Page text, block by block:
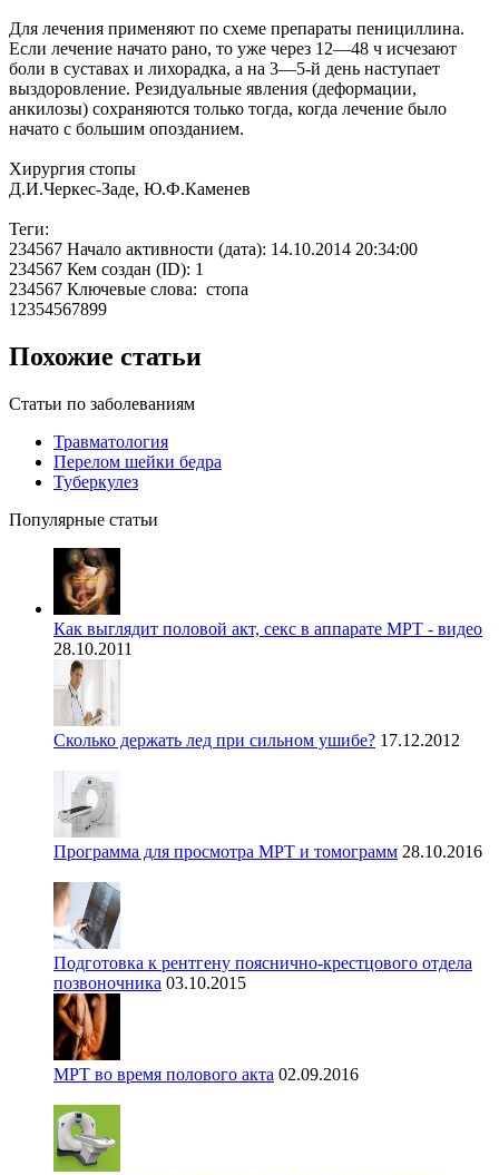
Для лечения применяют по схеме препараты пенициллина.
Если лечение начато рано, то уже через 12—48 ч исчезают
боли в суставах и лихорадка, а на 3—5-й день наступает
выздоровление. Резидуальные явления (деформации,
анкилозы) сохраняются только тогда, когда лечение было
начато с большим опозданием.
Хирургия стопы
Д.И.Черкес-Заде, Ю.Ф.Каменев
Теги:
234567 Начало активности (дата): 14.10.2014 20:34:00
234567 Кем создан (ID): 1
234567 Ключевые слова: стопа
12354567899
Похожие статьи
Статьи по заболеваниям
Травматология
Перелом шейки бедра
Туберкулез
Популярные статьи
Как выглядит половой акт, секс в аппарате МРТ - видео
28.10.2011
Сколько держать лед при сильном ушибе? 17.12.2012
Программа для просмотра МРТ и томограмм 28.10.2016
Подготовка к рентгену пояснично-крестцового отдела
позвоночника 03.10.2015
МРТ во время полового акта 02.09.2016